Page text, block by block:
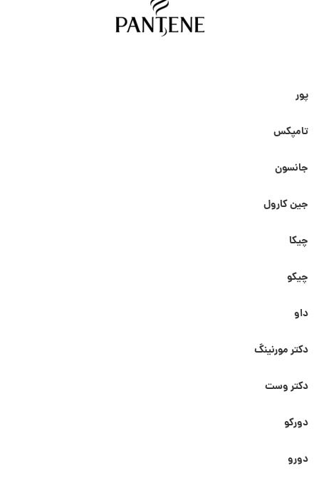
پور
تامپکس
جانسون
جین کارول
چیکا
چیکو
داو
دکتر مورنینگ
دکتر وست
دورکو
دورو